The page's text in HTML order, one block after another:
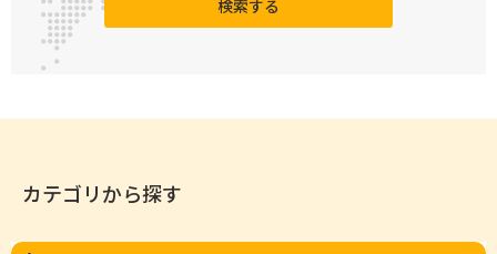
検索する
カテゴリから探す